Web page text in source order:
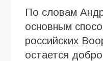
По словам
основным
российских
остается